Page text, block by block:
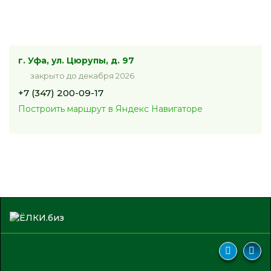
г. Уфа, ул. Цюрупы, д. 97
закрыто до декабря 2026
+7 (347) 200-09-17
Построить маршрут в Яндекс Навигаторе